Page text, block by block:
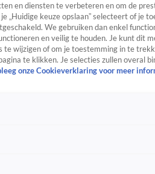
en diensten te verbeteren en om de
„Huidige keuze opslaan” selecteert of je
We gebruiken dan enkel
en veilig te houden. Je kunt dit
te wijzigen of om je toestemming in te
te klikken. Je selecties zullen overal
onze Cookieverklaring voor meer